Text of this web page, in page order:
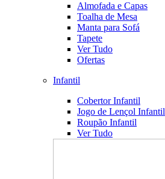
Almofada e Capas
Toalha de Mesa
Manta para Sofá
Tapete
Ver Tudo
Ofertas
Infantil
Cobertor Infantil
Jogo de Lençol Infantil
Roupão Infantil
Ver Tudo